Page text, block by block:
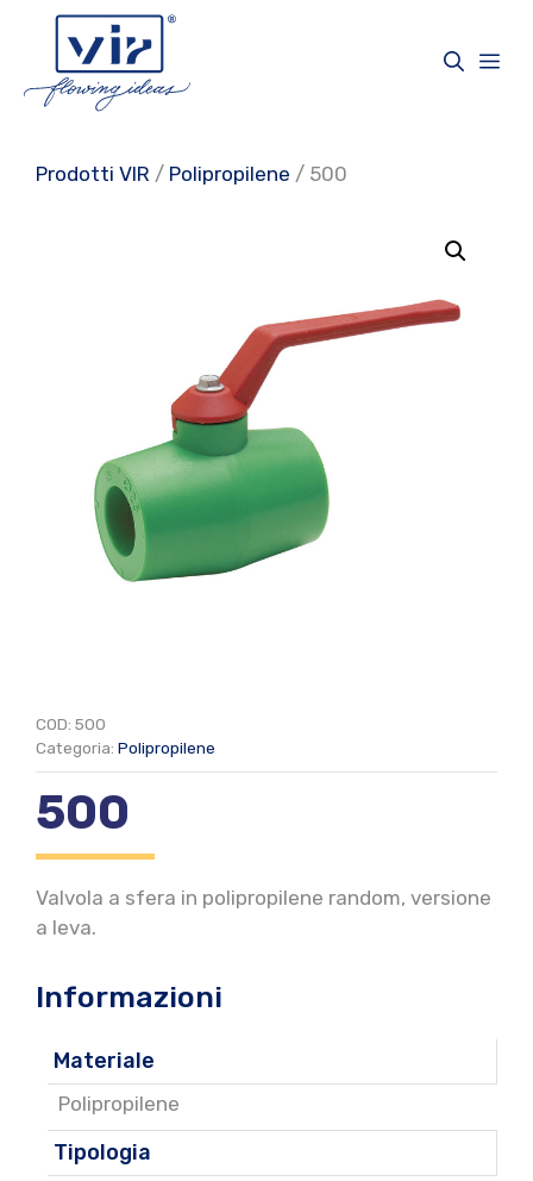
contenuto
Prodotti VIR / Polipropilene / 500
COD: 500
Categoria: Polipropilene
500
Valvola a sfera in polipropilene random, versione
a leva.
Informazioni
Materiale
Polipropilene
Tipologia